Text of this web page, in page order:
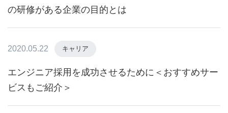
の研修がある企業の目的とは
2020.05.22 キャリア
エンジニア採用を成功させるために＜おすすめサー
ビスもご紹介＞